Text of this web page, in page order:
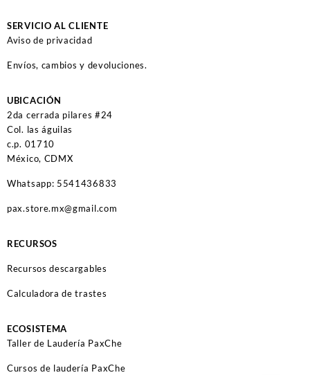
SERVICIO AL CLIENTE
Aviso de privacidad
Envíos, cambios y devoluciones.
UBICACIÓN
2da cerrada pilares #24
Col. las águilas
c.p. 01710
México, CDMX
Whatsapp: 5541436833
pax.store.mx@gmail.com
RECURSOS
Recursos descargables
Calculadora de trastes
ECOSISTEMA
Taller de Laudería PaxChe
Cursos de laudería PaxChe